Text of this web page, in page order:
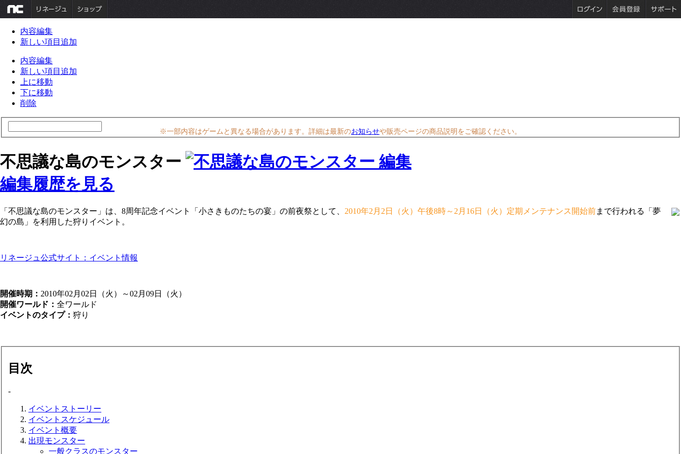
内容編集
新しい項目追加
内容編集
新しい項目追加
上に移動
下に移動
削除
※一部内容はゲームと異なる場合があります。詳細は最新のお知らせや販売ページの商品説明をご確認ください。
不思議な島のモンスター
編集履歴を見る
「不思議な島のモンスター」は、8周年記念イベント「小さきものたちの宴」の前夜祭として、 2010年2月2日（火）午後8時～2月16日（火）定期メンテナンス開始前まで行われる「夢
幻の島」を利用した狩りイベント。
リネージュ公式サイト：イベント情報
開催時期： 2010年02月02日（火）～02月09日（火）
開催ワールド： 全ワールド
イベントのタイプ： 狩り
目次
-
イベントストーリー
イベントスケジュール
イベント概要
出現モンスター
一般クラスのモンスター